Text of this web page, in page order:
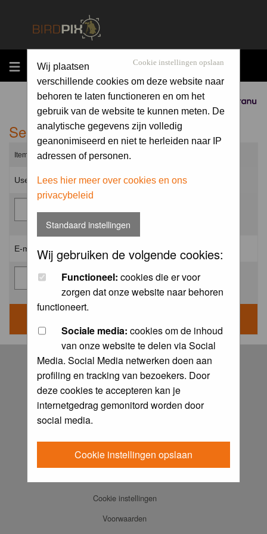
MENU
Sponsored by
Cookie instellingen opslaan
Wij plaatsen
verschillende cookies om deze website naar
behoren te laten functioneren en om het
gebruik van de website te kunnen meten. De
analytische gegevens zijn volledig
geanonimiseerd en niet te herleiden naar IP
adressen of personen.
Lees hier meer over cookies en ons
privacybeleid
Standaard instellingen
Wij gebruiken de volgende cookies:
Functioneel: cookies die er voor
zorgen dat onze website naar behoren
functioneert.
Sociale media: cookies om de inhoud
van onze website te delen via Social
Media. Social Media netwerken doen aan
profiling en tracking van bezoekers. Door
deze cookies te accepteren kan je
internetgedrag gemonitord worden door
social media.
Cookie instellingen opslaan
Send me a new password
Items marked with a * are required unless stated otherwise.
Username: *
E-mail address: *
Log in
FAQ
Contact
Praktijkboeken
Cookie instellingen
Voorwaarden